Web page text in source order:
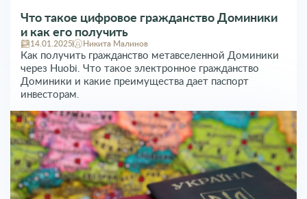
Что такое цифровое гражданство Доминики
и как его получить
14.01.2025 Никита Малинов
Как получить гражданство метавселенной Доминики
через Huobi. Что такое электронное гражданство
Доминики и какие преимущества дает паспорт
инвесторам.